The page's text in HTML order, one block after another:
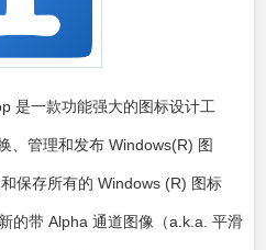
是一款功能强大的图标设计工
、管理和发布 Windows(R) 图
保存所有的 Windows (R) 图标
的带 Alpha 通道图像（a.k.a. 平滑